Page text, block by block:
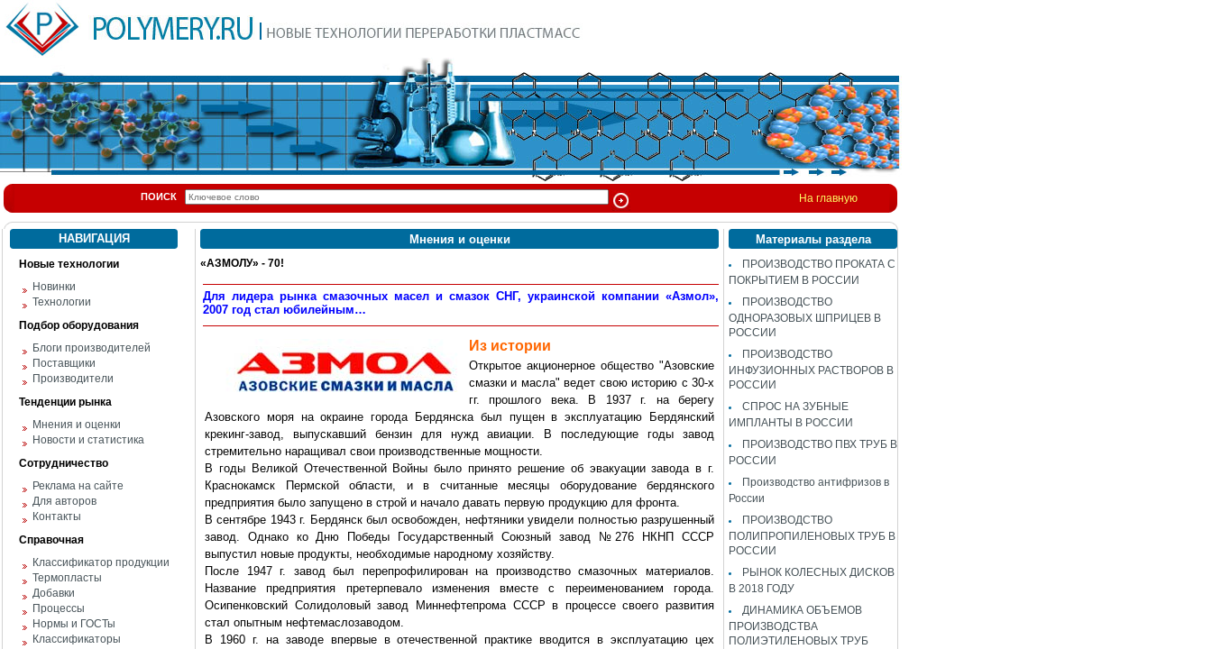
ПОИСК На главную
НАВИГАЦИЯ
Новые технологии
Новинки
Технологии
Подбор оборудования
Блоги производителей
Поставщики
Производители
Тенденции рынка
Мнения и оценки
Новости и статистика
Сотрудничество
Реклама на сайте
Для авторов
Контакты
Справочная
Классификатор продукции
Термопласты
Добавки
Процессы
Нормы и ГОСТы
Классификаторы
Мнения и оценки
«АЗМОЛУ» - 70!
Для лидера рынка смазочных масел и смазок СНГ, украинской компании «Азмол»,
2007 год стал юбилейным…
Из истории
Открытое акционерное общество "Азовские
смазки и масла" ведет свою историю с 30-х
гг. прошлого века. В 1937 г. на берегу
Азовского моря на окраине города Бердянска был пущен в эксплуатацию Бердянский
крекинг-завод, выпускавший бензин для нужд авиации. В последующие годы завод
стремительно наращивал свои производственные мощности.
В годы Великой Отечественной Войны было принято решение об эвакуации завода в г.
Краснокамск Пермской области, и в считанные месяцы оборудование бердянского
предприятия было запущено в строй и начало давать первую продукцию для фронта.
В сентябре 1943 г. Бердянск был освобожден, нефтяники увидели полностью разрушенный
завод. Однако ко Дню Победы Государственный Союзный завод №276 НКНП СССР
выпустил новые продукты, необходимые народному хозяйству.
После 1947 г. завод был перепрофилирован на производство смазочных материалов.
Название предприятия претерпевало изменения вместе с переименованием города.
Осипенковский Солидоловый завод Миннефтепрома СССР в процессе своего развития
стал опытным нефтемаслозаводом.
В 1960 г. на заводе впервые в отечественной практике вводится в эксплуатацию цех
Материалы раздела
ПРОИЗВОДСТВО ПРОКАТА С
ПОКРЫТИЕМ В РОССИИ
ПРОИЗВОДСТВО
ОДНОРАЗОВЫХ ШПРИЦЕВ В
РОССИИ
ПРОИЗВОДСТВО
ИНФУЗИОННЫХ РАСТВОРОВ В
РОССИИ
СПРОС НА ЗУБНЫЕ
ИМПЛАНТЫ В РОССИИ
ПРОИЗВОДСТВО ПВХ ТРУБ В
РОССИИ
Производство антифризов в
России
ПРОИЗВОДСТВО
ПОЛИПРОПИЛЕНОВЫХ ТРУБ В
РОССИИ
РЫНОК КОЛЕСНЫХ ДИСКОВ
В 2018 ГОДУ
ДИНАМИКА ОБЪЕМОВ
ПРОИЗВОДСТВА
ПОЛИЭТИЛЕНОВЫХ ТРУБ